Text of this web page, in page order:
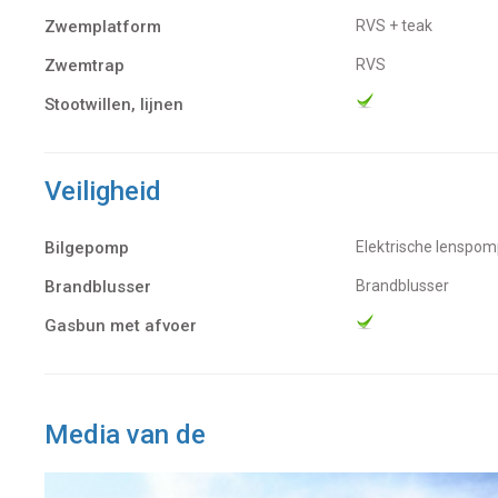
Zwemplatform RVS + teak
Zwemtrap RVS
Stootwillen, lijnen
Veiligheid
Bilgepomp Elektrische
Brandblusser Brandblusser
Gasbun met afvoer
Media van de